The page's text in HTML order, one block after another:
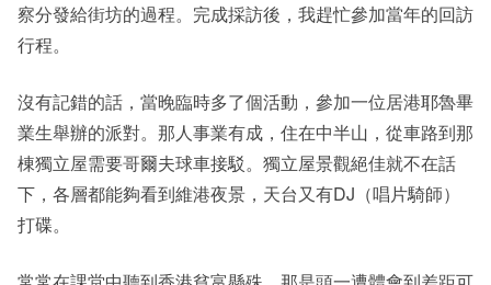
察分發給街坊的過程。完成採訪後，我趕忙參加當年的回訪
行程。
沒有記錯的話，當晚臨時多了個活動，參加一位居港耶魯畢
業生舉辦的派對。那人事業有成，住在中半山，從車路到那
棟獨立屋需要哥爾夫球車接駁。獨立屋景觀絕佳就不在話
下，各層都能夠看到維港夜景，天台又有DJ（唱片騎師）
打碟。